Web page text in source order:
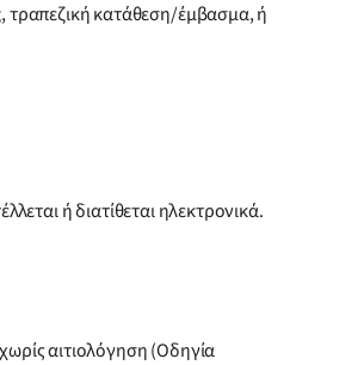
, τραπεζική κατάθεση/έμβασμα, ή
ή διατίθεται ηλεκτρονικά.
αιτιολόγηση (Οδηγία